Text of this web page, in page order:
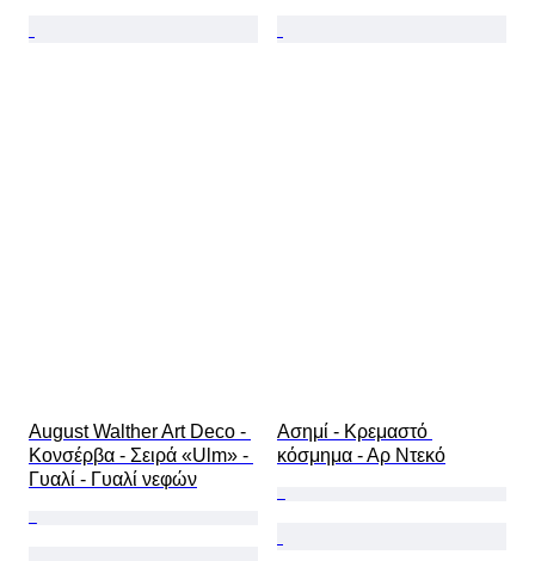
August Walther Art Deco -
Κονσέρβα - Σειρά «Ulm» -
Γυαλί - Γυαλί νεφών
Ασημί - Κρεμαστό
κόσμημα - Αρ Ντεκό